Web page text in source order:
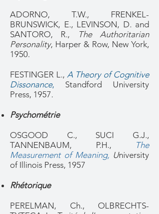
ADORNO, T.W., FRENKEL-
BRUNSWICK, E., LEVINSON, D. and
SANTORO, R.,
The Authoritarian
Personality, Harper & Row, New York,
1950.
FESTINGER L., A Theory of Cognitive
Dissonance, Standford University
Press, 1957.
Psychométrie
OSGOOD C., SUCI G.J.,
TANNENBAUM, P.H.,
The
Measurement of Meaning, University
of Illinois Press, 1957​
Rhétorique
PERELMAN, Ch., OLBRECHTS-